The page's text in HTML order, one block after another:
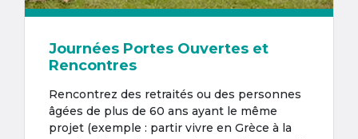
Journées Portes Ouvertes et
Rencontres
Rencontrez des retraités ou des personnes
âgées de plus de 60 ans ayant le même
projet (exemple : partir vivre en Grèce à la